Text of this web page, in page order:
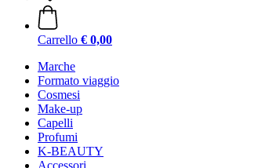
Carrello € 0,00
Marche
Formato viaggio
Cosmesi
Make-up
Capelli
Profumi
K-BEAUTY
Accessori